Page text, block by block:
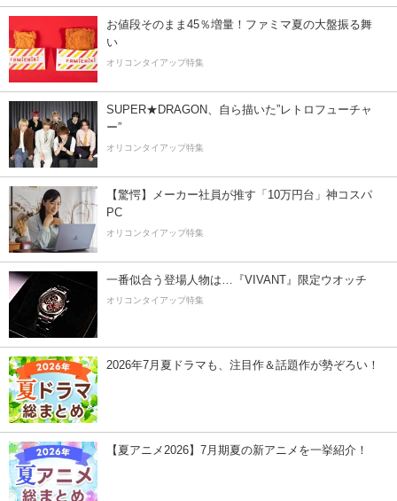
お値段そのまま45％増量！ファミマ夏の大盤振る舞
い
オリコンタイアップ特集
SUPER★DRAGON、自ら描いた”レトロフューチャ
ー”
オリコンタイアップ特集
【驚愕】メーカー社員が推す「10万円台」神コスパ
PC
オリコンタイアップ特集
一番似合う登場人物は…『VIVANT』限定ウオッチ
オリコンタイアップ特集
2026年7月夏ドラマも、注目作＆話題作が勢ぞろい！
【夏アニメ2026】7月期夏の新アニメを一挙紹介！